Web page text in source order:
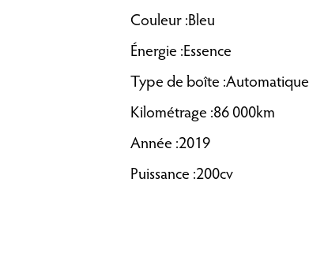
Couleur :Bleu
Énergie :Essence
Type de boîte :Automatique
Kilométrage :86 000km
Année :2019
Puissance :200cv